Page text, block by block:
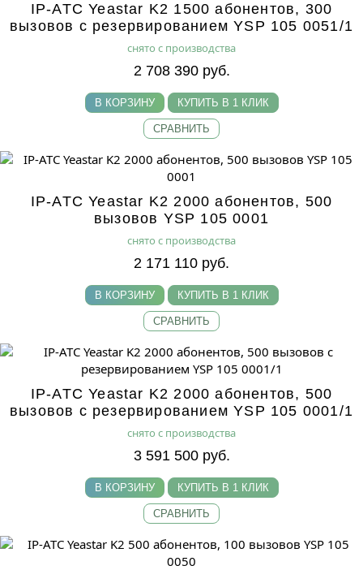
IP-АТС Yeastar K2 1500 абонентов, 300
вызовов с резервированием YSP 105 0051/1
снято с производства
2 708 390 руб.
В КОРЗИНУ КУПИТЬ В 1 КЛИК
СРАВНИТЬ
IP-АТС Yeastar K2 2000 абонентов, 500
вызовов YSP 105 0001
снято с производства
2 171 110 руб.
В КОРЗИНУ КУПИТЬ В 1 КЛИК
СРАВНИТЬ
IP-АТС Yeastar K2 2000 абонентов, 500
вызовов с резервированием YSP 105 0001/1
снято с производства
3 591 500 руб.
В КОРЗИНУ КУПИТЬ В 1 КЛИК
СРАВНИТЬ